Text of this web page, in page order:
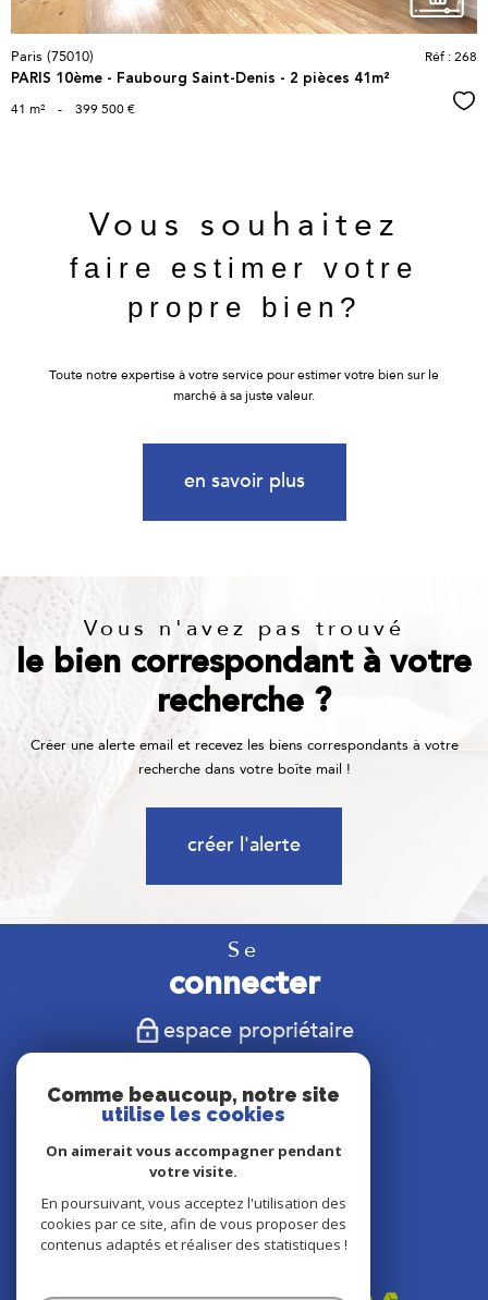
Paris (75010)
PARIS 10ème - Faubourg Saint-Denis - 2 pièces 41m²
Réf : 268
41 m² - 399 500 €
Vous souhaitez
faire estimer votre
propre bien?
Toute notre expertise à votre service pour estimer votre bien sur le
marché à sa juste valeur.
en savoir plus
Vous n'avez pas trouvé
le bien correspondant à votre
recherche ?
Créer une alerte email et recevez les biens correspondants à votre
recherche dans votre boîte mail !
créer l'alerte
Se
connecter
espace propriétaire
Nous
suivre
Nous
adhérons
Comme beaucoup, notre site
utilise les cookies
On aimerait vous accompagner pendant
votre visite.
En poursuivant, vous acceptez l'utilisation des
cookies par ce site, afin de vous proposer des
contenus adaptés et réaliser des statistiques !